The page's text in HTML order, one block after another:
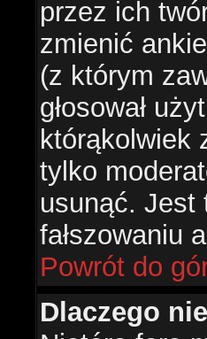
przez ich
zmienić
(z którym
głosował
którąkolwiek
tylko
usunąć. Jest
fałszowaniu
Powrót do
Dlaczego